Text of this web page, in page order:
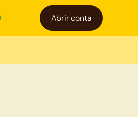
Abrir conta